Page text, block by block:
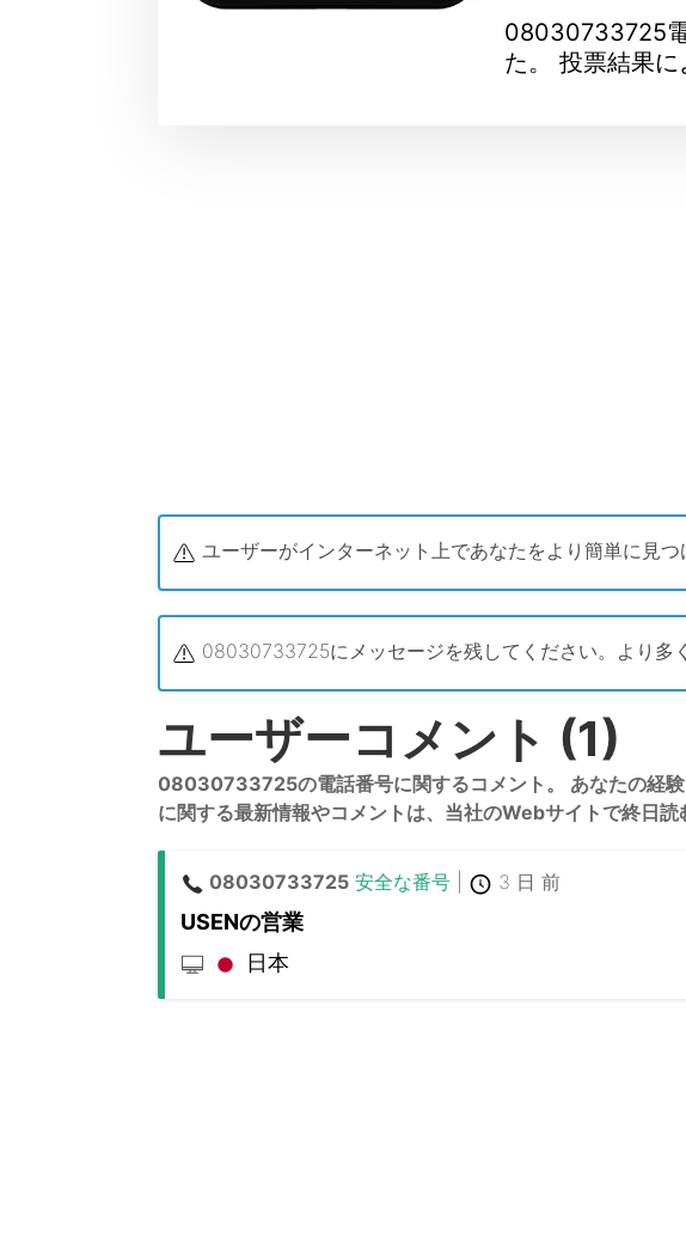
08030733725
た。 投票結果
ユーザーがインターネット上であなたをより簡単に見
08030733725にメッセージを残してください。より
ユーザーコメント (1)
08030733725の電話番号に関するコメント。 あなたの経
に関する最新情報やコメントは、当社のWebサイトで終日読
08030733725 安全な番号| 3 日 前
USENの営業
日本